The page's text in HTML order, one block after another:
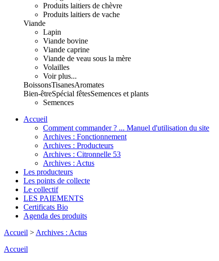
Produits laitiers de chèvre
Produits laitiers de vache
Viande
Lapin
Viande bovine
Viande caprine
Viande de veau sous la mère
Volailles
Voir plus...
BoissonsTisanesAromates
Bien-êtreSpécial fêtesSemences et plants
Semences
Accueil
Comment commander ? ... Manuel d'utilisation du site
Archives : Fonctionnement
Archives : Producteurs
Archives : Citronnelle 53
Archives : Actus
Les producteurs
Les points de collecte
Le collectif
LES PAIEMENTS
Certificats Bio
Agenda des produits
Accueil > Archives : Actus
Accueil